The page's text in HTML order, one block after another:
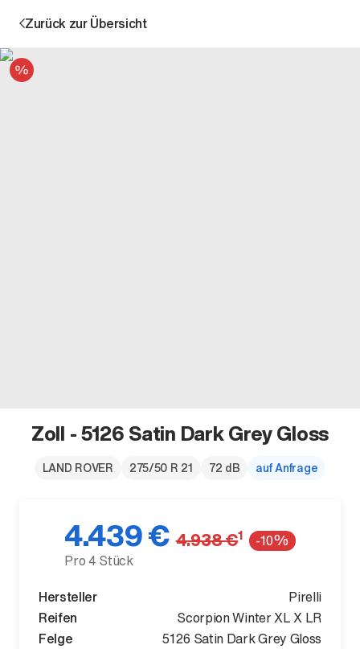
Der neue BMW X5.
Zurück zur Übersicht
Zoll - 5126 Satin Dark Grey Gloss
LAND ROVER 275/50 R 21 72 dB auf Anfrage
4.439 €
Pro 4 Stück
4.938 €1 -10%
Hersteller
Pirelli
Reifen
Scorpion Winter XL X LR
Felge
5126 Satin Dark Grey Gloss